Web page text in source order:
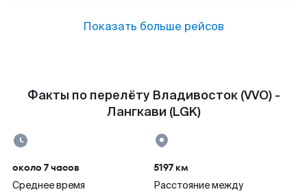
Показать больше рейсов
Факты по перелёту Владивосток (VVO) -
Лангкави (LGK)
около 7 часов
Среднее время
5197 км
Расстояние между